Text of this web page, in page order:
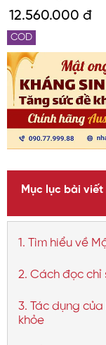
12.560.000 đ
COD
Mục lục bài viết
1. Tìm hiểu về
2. Cách đọc chỉ
3. Tác dụng
khỏe